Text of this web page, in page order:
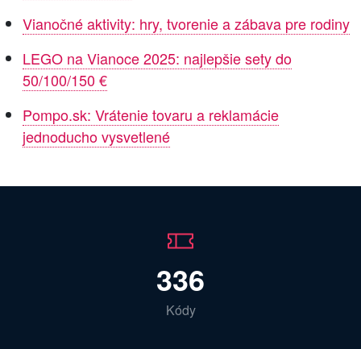
Vianočné aktivity: hry, tvorenie a zábava pre rodiny
LEGO na Vianoce 2025: najlepšie sety do
50/100/150 €
Pompo.sk: Vrátenie tovaru a reklamácie
jednoducho vysvetlené
336
Kódy